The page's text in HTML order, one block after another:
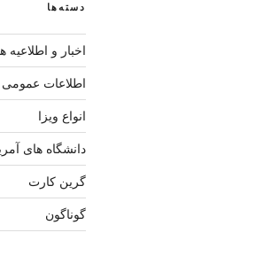
دسته‌ها
اخبار و اطلاعیه
اطلاعات عمومی
انواع ویزا
دانشگاه های
گرین کارت
گوناگون